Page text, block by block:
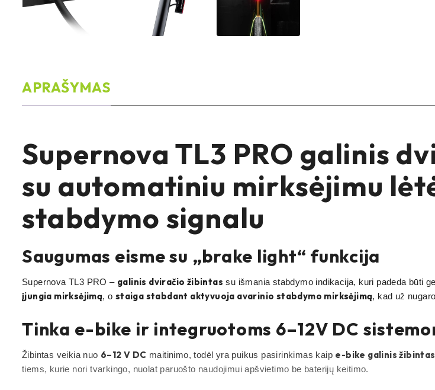
APRAŠYMAS
Supernova TL3 PRO galinis
su automatiniu mirksėjimu
stabdymo signalu
Saugumas eisme su „brake light“ funkcija
Supernova TL3 PRO – galinis dviračio žibintas su išmania stabdymo indikacija, kuri padeda būti
įjungia mirksėjimą, o staiga stabdant aktyvuoja avarinio stabdymo mirksėjimą, kad už
Tinka e-bike ir integruotoms 6–12V DC
Žibintas veikia nuo 6–12 V DC maitinimo, todėl yra puikus pasirinkimas kaip e-bike galinis žibintas
tiems, kurie nori tvarkingo, nuolat paruošto naudojimui apšvietimo be baterijų keitimo.